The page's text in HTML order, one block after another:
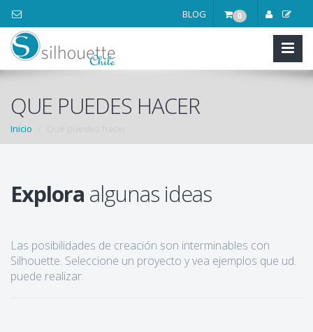
0
BLOG
QUE PUEDES HACER
Inicio
Explora algunas ideas
Las posibilidades de creación son interminables con
Silhouette. Seleccione un proyecto y vea ejemplos que ud.
puede realizar.